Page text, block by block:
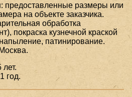
предоставленные размеры или
на объекте заказчика.
обработка
покраска кузнечной краской
патинирование.
год.